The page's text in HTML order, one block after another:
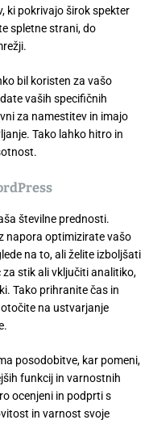
ki pokrivajo širok spekter
spletne strani, do
bil koristen za vašo
vaših specifičnih
za namestitev in imajo
Tako lahko hitro in
številne prednosti.
napora optimizirate vašo
na to, ali želite izboljšati
stik ali vključiti analitiko,
Tako prihranite čas in
na ustvarjanje
posodobitve, kar pomeni,
funkcij in varnostnih
ocenjeni in podprti s
in varnost svoje